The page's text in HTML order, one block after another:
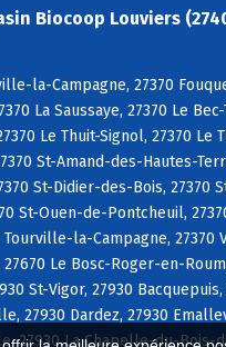
Biocoop Louviers
la-Campagne, 27370
La Saussaye, 27370 Le
Le Thuit-Signol, 27370 Le
St-Amand-des-Hautes-
St-Didier-des-Bois, 27370
St-Ouen-de-Pontcheuil,
Tourville-la-Campagne, 27370
Le Bosc-Roger-en-
St-Vigor, 27930
27930 Dardez, 27930
27930 La Chapelle-du-Bois-